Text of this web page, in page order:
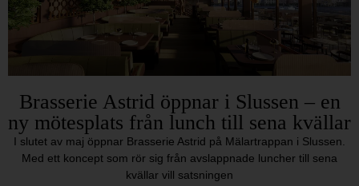
Brasserie Astrid öppnar i Slussen – en
ny mötesplats från lunch till sena kvällar
I slutet av maj öppnar Brasserie Astrid på Mälartrappan i Slussen.
Med ett koncept som rör sig från avslappnade luncher till sena
kvällar vill satsningen